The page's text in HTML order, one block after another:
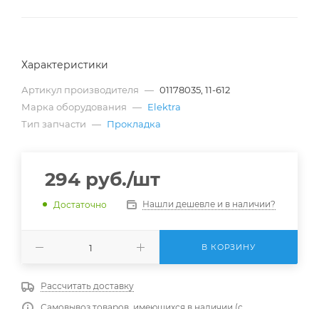
Характеристики
Артикул производителя — 01178035, 11-612
Марка оборудования — Elektra
Тип запчасти — Прокладка
294 руб./шт
Достаточно Нашли дешевле и в наличии?
В КОРЗИНУ
Рассчитать доставку